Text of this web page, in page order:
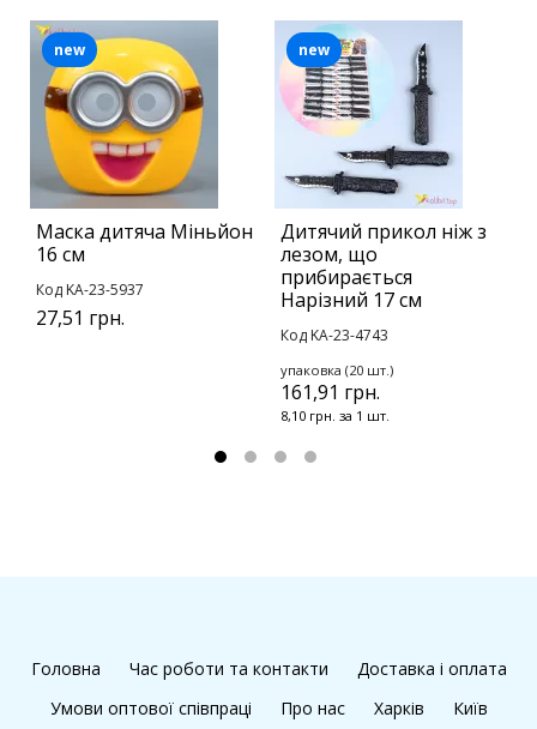
Маска дитяча Міньйон
16 см
Код KA-23-5937
27,51 грн.
new
Дитячий прикол ніж з
лезом, що
прибирається
Нарізний 17 см
Код KA-23-4743
упаковка (20 шт.)
161,91 грн.
8,10 грн. за 1 шт.
new
Головна Час роботи та контакти
Доставка і оплата
Умови оптової співпраці
Про нас Харків Київ